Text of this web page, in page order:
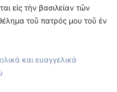
εἰς τὴν βασιλείαν τῶν
τοῦ πατρός μου τοῦ ἐν
και ευαγγελικά